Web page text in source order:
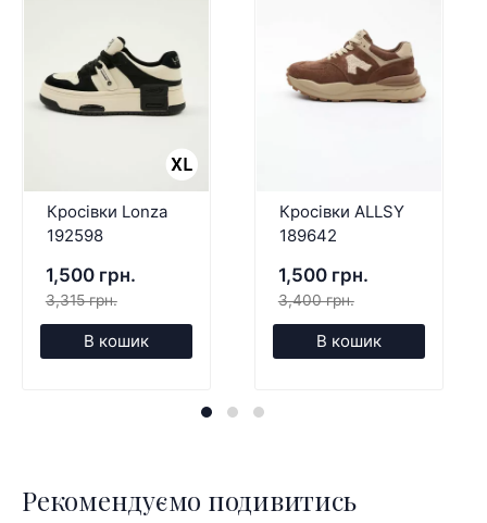
Кросівки Lonza
192598
1,500 грн.
3,315 грн.
В кошик
Кросівки ALLSY
189642
1,500 грн.
3,400 грн.
В кошик
Рекомендуємо подивитись